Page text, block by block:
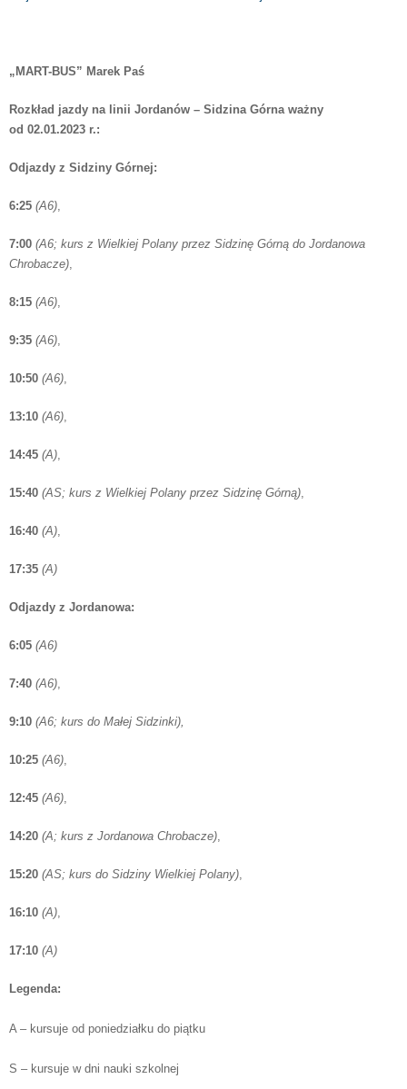
„MART-BUS” Marek Paś
Rozkład jazdy na linii Jordanów – Sidzina Górna ważny
od 02.01.2023 r.:
Odjazdy z Sidziny Górnej:
6:25 (A6),
7:00 (A6; kurs z Wielkiej Polany przez Sidzinę Górną do Jordanowa
Chrobacze),
8:15 (A6),
9:35 (A6),
10:50 (A6),
13:10 (A6),
14:45 (A),
15:40 (AS; kurs z Wielkiej Polany przez Sidzinę Górną),
16:40 (A),
17:35 (A)
Odjazdy z Jordanowa:
6:05 (A6)
7:40 (A6),
9:10 (A6; kurs do Małej Sidzinki),
10:25 (A6),
12:45 (A6),
14:20 (A; kurs z Jordanowa Chrobacze),
15:20 (AS; kurs do Sidziny Wielkiej Polany),
16:10 (A),
17:10 (A)
Legenda:
A – kursuje od poniedziałku do piątku
S – kursuje w dni nauki szkolnej